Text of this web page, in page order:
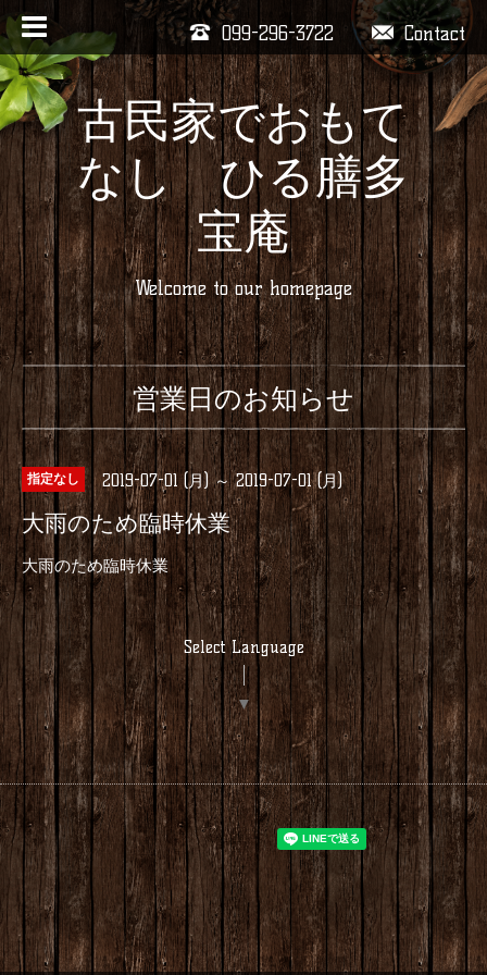
Contact
099-296-3722
古民家でおもて
なし ひる膳多
宝庵
Welcome to our homepage
営業日のお知らせ
指定なし 2019-07-01 (月) ～ 2019-07-01 (月)
大雨のため臨時休業
大雨のため臨時休業
Select Language
▼